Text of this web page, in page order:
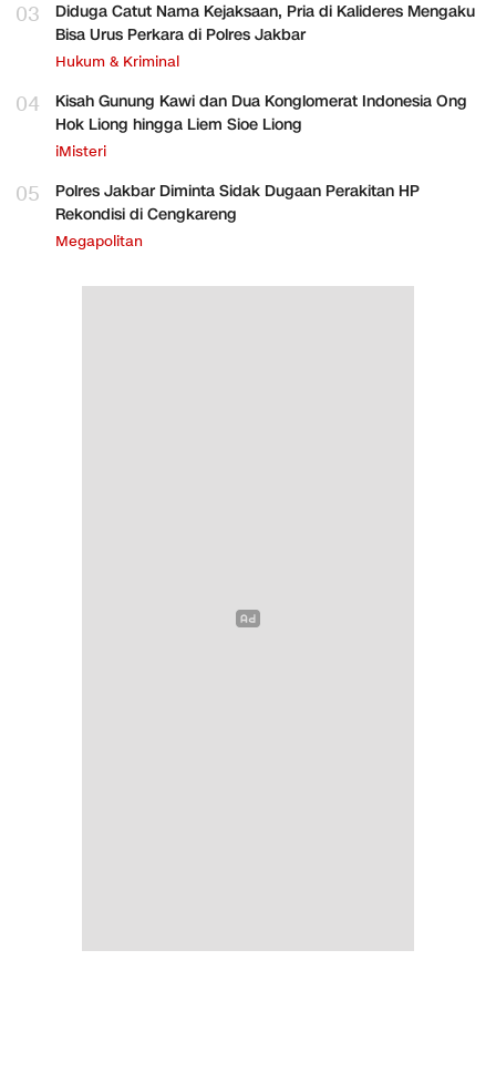
03
Diduga Catut Nama Kejaksaan, Pria di Kalideres Mengaku
Bisa Urus Perkara di Polres Jakbar
Hukum & Kriminal
04
Kisah Gunung Kawi dan Dua Konglomerat Indonesia Ong
Hok Liong hingga Liem Sioe Liong
iMisteri
05
Polres Jakbar Diminta Sidak Dugaan Perakitan HP
Rekondisi di Cengkareng
Megapolitan